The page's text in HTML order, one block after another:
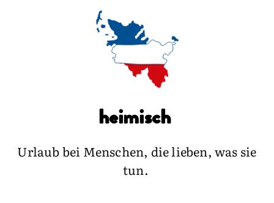
heimisch
Urlaub bei Menschen, die lieben, was sie
tun.